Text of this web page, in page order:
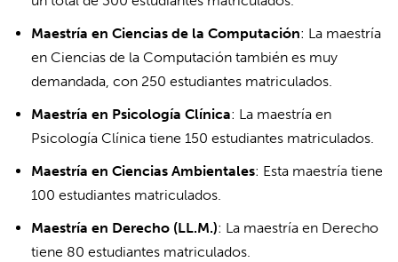
Maestría en Ciencias de la Computación: La maestría
en Ciencias de la Computación también es muy
demandada, con 250 estudiantes matriculados.
Maestría en Psicología Clínica: La maestría en
Psicología Clínica tiene 150 estudiantes matriculados.
Maestría en Ciencias Ambientales: Esta maestría tiene
100 estudiantes matriculados.
Maestría en Derecho (LL.M.): La maestría en Derecho
tiene 80 estudiantes matriculados.